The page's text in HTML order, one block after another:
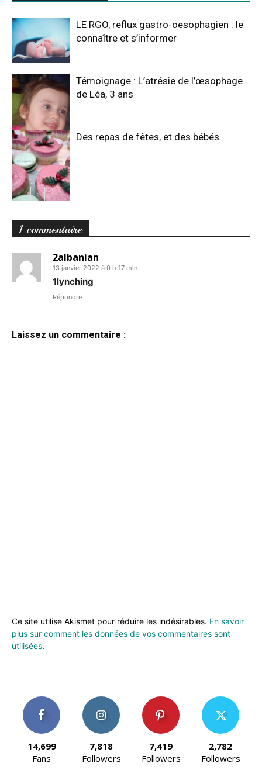
LE RGO, reflux gastro-oesophagien : le
connaître et s’informer
Témoignage : L’atrésie de l’œsophage
de Léa, 3 ans
Des repas de fêtes, et des bébés…
1 commentaire
2albanian
13 janvier 2022 à 0 h 17 min
1lynching
Répondre
Laissez un commentaire :
Ce site utilise Akismet pour réduire les indésirables. En savoir
plus sur comment les données de vos commentaires sont
utilisées.
14,699
Fans
7,818
Followers
7,419
Followers
2,782
Followers